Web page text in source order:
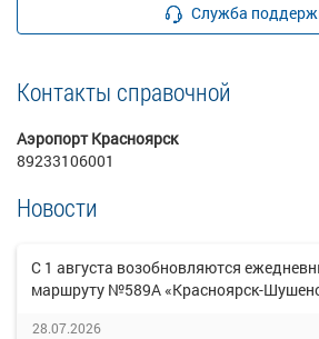
Служба
Контакты справочной
Аэропорт Красноярск
89233106001
Новости
С 1 августа возобновляются
маршруту №589А «Красноярск-
28.07.2026